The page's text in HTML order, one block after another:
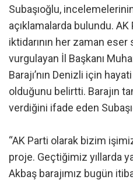
Subaşıoğlu,
açıklamalarda bulundu.
iktidarının her zaman
vurgulayan İl Başkanı
Barajı’nın Denizli için
olduğunu belirtti. Barajın
verdiğini ifade eden
“AK Parti olarak bizim
proje. Geçtiğimiz yıllarda
Akbaş barajımız bugün